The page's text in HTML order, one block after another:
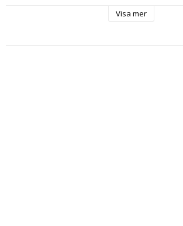
Kompatibel med alla slangkopplingar på
Visa mer